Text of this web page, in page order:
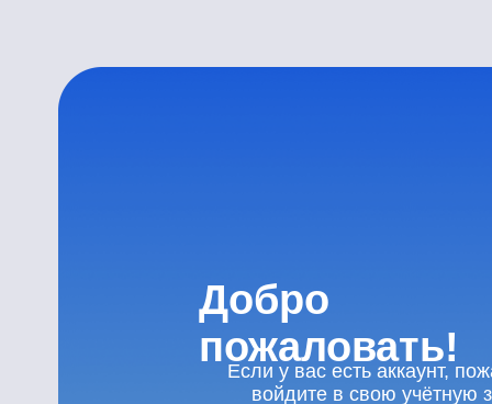
Добро
пожаловать!
Если у вас есть аккаунт,
войдите в свою учётную